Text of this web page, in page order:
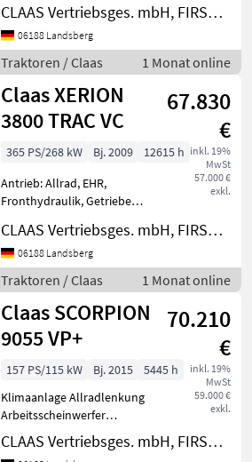
Plattform: Kabine,
Klimaanlage,
Zapfwellendrehzahl: 1000
1000 Allrad
Betriebsstunden: 2565 h
Bezeich
CLAAS Vertriebsges. mbH, FIRST CLAAS USED Center Landsberg
06188 Landsberg
Traktoren / Claas 1 Monat online
Claas XERION
3800 TRAC VC
67.830
€
inkl. 19%
MwSt
57.000 €
exkl.
365 PS/268 kW Bj. 2009
12615 h
Antrieb: Allrad, EHR,
Fronthydraulik, Getriebeart
Getriebe, Plattform: Kabine,
Klimaanlage,
Zapfwellendrehzahl: 1000
1000 Allrad
Arbeitsscheinwer
CLAAS Vertriebsges. mbH, FIRST CLAAS USED Center Landsberg
06188 Landsberg
Traktoren / Claas 1 Monat online
Claas SCORPION
9055 VP+
70.210
€
inkl. 19%
MwSt
59.000 €
exkl.
157 PS/115 kW Bj. 2015
5445 h
Klimaanlage Allradlenkung
Arbeitsscheinwerfer
Betriebsstunden: 5445 h
Bordcomputer Größe
CLAAS Vertriebsges. mbH, FIRST CLAAS USED Center Landsberg